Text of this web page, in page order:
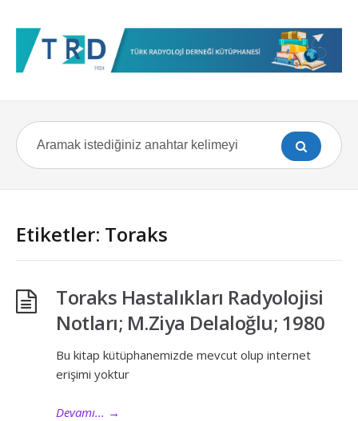
Etiketler: Toraks
Toraks Hastalıkları Radyolojisi
Notları; M.Ziya Delaloğlu; 1980
Bu kitap kütüphanemizde mevcut olup internet
erişimi yoktur
Devamı... →